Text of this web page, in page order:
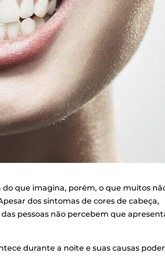
que imagina, porém, o que muitos
dos sintomas de cores de cabeça,
pessoas não percebem que
durante a noite e suas causas